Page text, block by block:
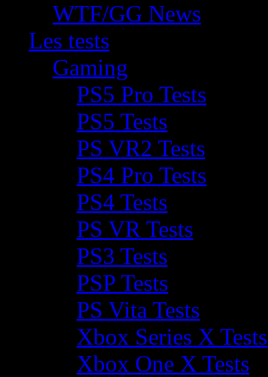
WTF/GG News
Les tests
Gaming
PS5 Pro Tests
PS5 Tests
PS VR2 Tests
PS4 Pro Tests
PS4 Tests
PS VR Tests
PS3 Tests
PSP Tests
PS Vita Tests
Xbox Series X Tests
Xbox One X Tests